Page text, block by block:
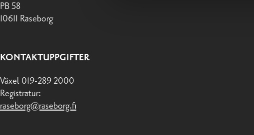
PB 58
10611 Raseborg
KONTAKTUPPGIFTER
Växel 019-289 2000
Registratur:
raseborg@raseborg.fi